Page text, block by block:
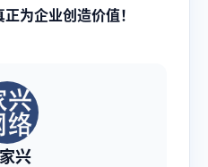
为企业创造价值！
兴